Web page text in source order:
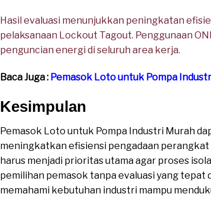
Hasil evaluasi menunjukkan peningkatan
pelaksanaan Lockout Tagout. Penggunaan
penguncian energi di seluruh area kerja.
Baca Juga : Pemasok Loto untuk Pompa
Kesimpulan
Pemasok Loto untuk Pompa Industri Murah
meningkatkan efisiensi pengadaan
harus menjadi prioritas utama agar proses
pemilihan pemasok tanpa evaluasi yang
memahami kebutuhan industri mampu